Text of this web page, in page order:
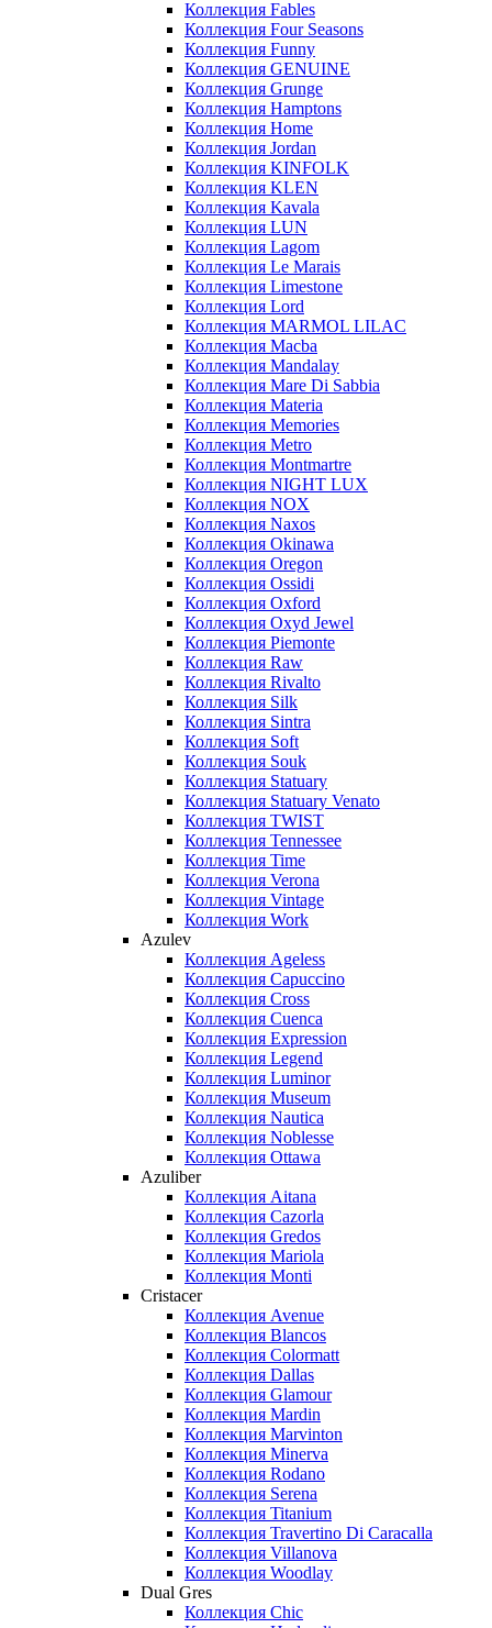
Коллекция Fables
Коллекция Four Seasons
Коллекция Funny
Коллекция GENUINE
Коллекция Grunge
Коллекция Hamptons
Коллекция Home
Коллекция Jordan
Коллекция KINFOLK
Коллекция KLEN
Коллекция Kavala
Коллекция LUN
Коллекция Lagom
Коллекция Le Marais
Коллекция Limestone
Коллекция Lord
Коллекция MARMOL LILAC
Коллекция Macba
Коллекция Mandalay
Коллекция Mare Di Sabbia
Коллекция Materia
Коллекция Memories
Коллекция Metro
Коллекция Montmartre
Коллекция NIGHT LUX
Коллекция NOX
Коллекция Naxos
Коллекция Okinawa
Коллекция Oregon
Коллекция Ossidi
Коллекция Oxford
Коллекция Oxyd Jewel
Коллекция Piemonte
Коллекция Raw
Коллекция Rivalto
Коллекция Silk
Коллекция Sintra
Коллекция Soft
Коллекция Souk
Коллекция Statuary
Коллекция Statuary Venato
Коллекция TWIST
Коллекция Tennessee
Коллекция Time
Коллекция Verona
Коллекция Vintage
Коллекция Work
Azulev
Коллекция Ageless
Коллекция Capuccino
Коллекция Cross
Коллекция Cuenca
Коллекция Expression
Коллекция Legend
Коллекция Luminor
Коллекция Museum
Коллекция Nautica
Коллекция Noblesse
Коллекция Ottawa
Azuliber
Коллекция Aitana
Коллекция Cazorla
Коллекция Gredos
Коллекция Mariola
Коллекция Monti
Cristacer
Коллекция Avenue
Коллекция Blancos
Коллекция Colormatt
Коллекция Dallas
Коллекция Glamour
Коллекция Mardin
Коллекция Marvinton
Коллекция Minerva
Коллекция Rodano
Коллекция Serena
Коллекция Titanium
Коллекция Travertino Di Caracalla
Коллекция Villanova
Коллекция Woodlay
Dual Gres
Коллекция Chic